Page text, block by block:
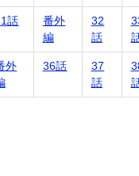
話
番外
編
32
話
外
36話
37
話